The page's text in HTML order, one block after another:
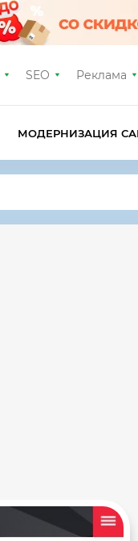
SEO Реклама
МОДЕРНИЗАЦИЯ